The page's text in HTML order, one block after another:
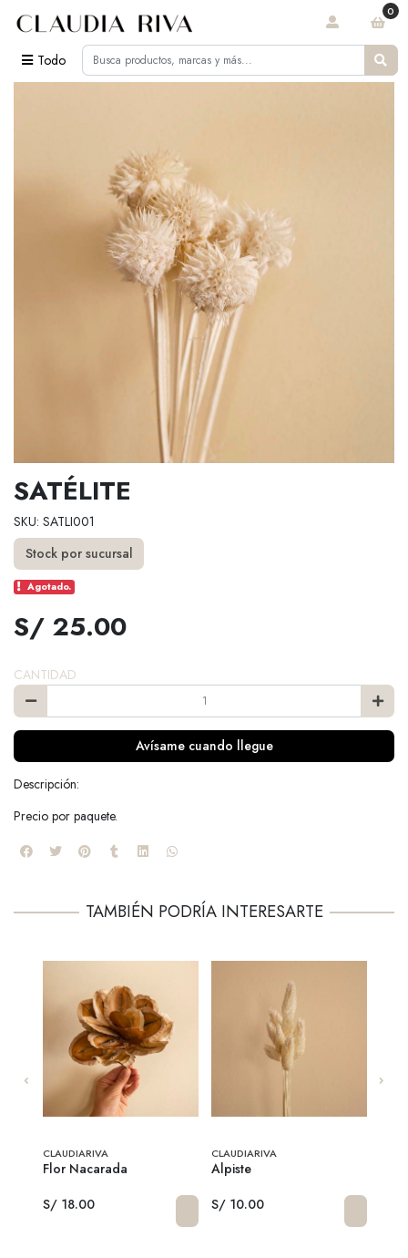
Todo
0
SATÉLITE
SKU: SATLI001
Stock por sucursal
Agotado.
S/ 25.00
CANTIDAD
Avísame cuando llegue
Descripción:
Precio por paquete.
TAMBIÉN PODRÍA INTERESARTE
CLAUDIARIVA
Flor Nacarada
S/ 18.00
CLAUDIARIVA
Alpiste
S/ 10.00